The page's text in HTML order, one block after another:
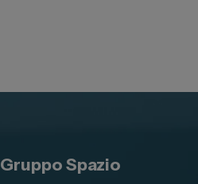
Gruppo Spazio